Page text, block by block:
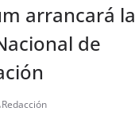
arrancará la
de
Redacción